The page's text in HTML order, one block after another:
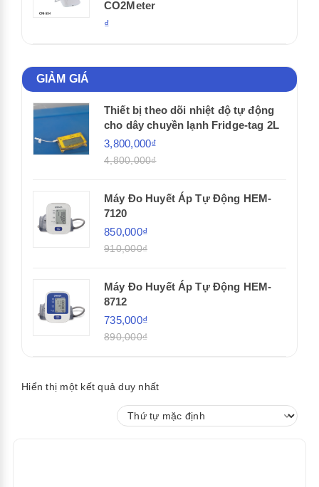
CO2Meter
₫
GIẢM GIÁ
Thiết bị theo dõi nhiệt độ tự động
cho dây chuyền lạnh Fridge-tag 2L
3,800,000₫
4,800,000₫
Máy Đo Huyết Áp Tự Động HEM-
7120
850,000₫
910,000₫
Máy Đo Huyết Áp Tự Động HEM-
8712
735,000₫
890,000₫
Hiển thị một kết quả duy nhất